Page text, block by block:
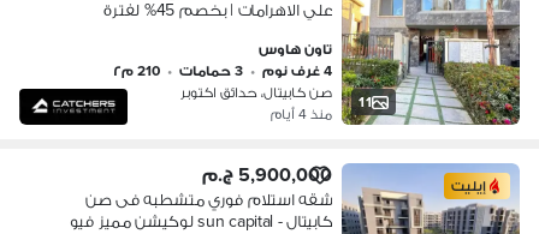
11
علي الاهرامات | بخصم 45% لفترة
اكتوبر بالقرب من مول العرب , مول مصر
تاون هاوس
4 غرف نوم
• 3 حمامات • 210 م٢
صن كابيتال، حدائق اكتوبر
منذ 4 أيام
إيليت 5,900,000 ج.م
شقه استلام فوري متشطبه فى صن
كابيتال - sun capital لوكيشن مميز فيو